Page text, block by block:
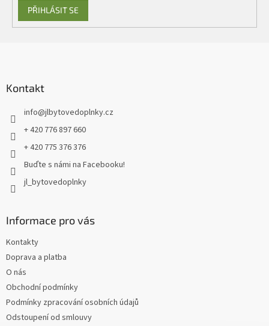
PŘIHLÁSIT SE
Kontakt
info@jlbytovedoplnky.cz
+ 420 776 897 660
+ 420 775 376 376
Buďte s námi na Facebooku!
jl_bytovedoplnky
Informace pro vás
Kontakty
Doprava a platba
O nás
Obchodní podmínky
Podmínky zpracování osobních údajů
Odstoupení od smlouvy